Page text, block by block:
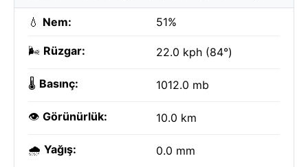
💧 Nem: 51%
🌬️ Rüzgar: 22.0 kph (84°)
🌡️ Basınç: 1012.0 mb
👁️ Görünürlük: 10.0 km
🌧️ Yağış: 0.0 mm